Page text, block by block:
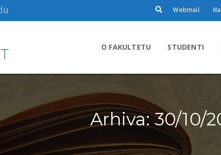
Webmail
O FAKULTETU STUDENTI
Arhiva: 30/10/